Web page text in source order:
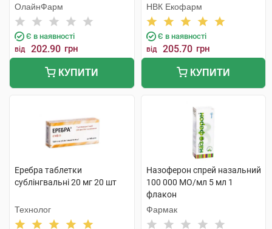
ОлайнФарм
Є в наявності
від 202.90 грн
КУПИТИ
НВК Екофарм
Є в наявності
від 205.70 грн
КУПИТИ
Еребра таблетки
сублінгвальні 20 мг 20 шт
Технолог
Назоферон спрей назальний
100 000 МО/мл 5 мл 1
флакон
Фармак